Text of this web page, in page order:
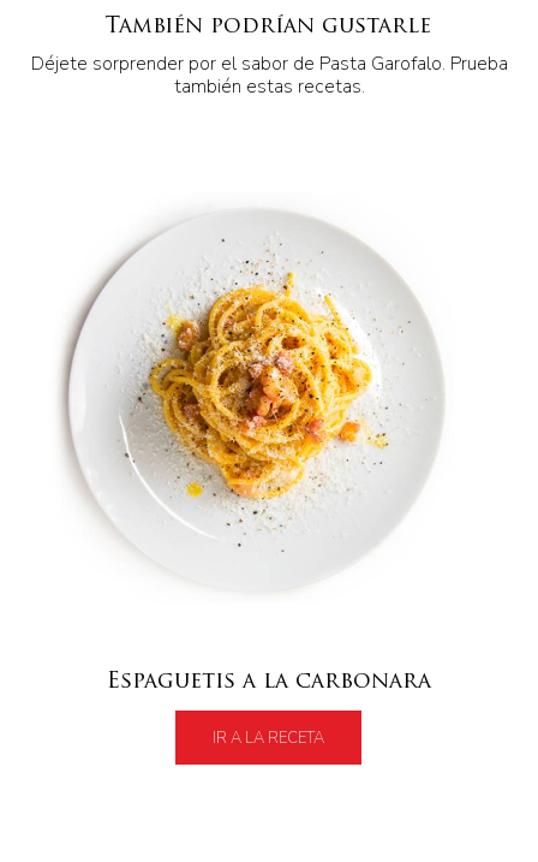
También podrían gustarle
Déjete sorprender por el sabor de Pasta Garofalo. Prueba
también estas recetas.
Espaguetis a la carbonara
IR A LA RECETA